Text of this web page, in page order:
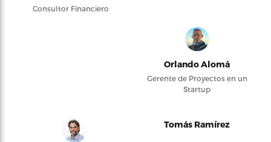
Consultor Financiero
Orlando Alomá
Gerente de Proyectos en un
Startup
Tomás Ramírez